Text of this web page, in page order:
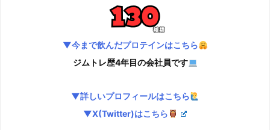
▼今まで飲んだプロテインはこちら
ジムトレ歴4年目の会社員です
▼詳しいプロフィールはこちら
▼X(Twitter)はこちら